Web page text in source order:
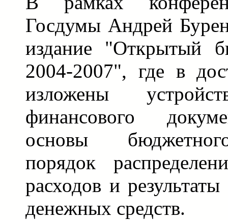
Госдумы Андрей
издание "Открытый
2004-2007", где в
изложены
финансового
основы
порядок
расходов и результаты
денежных средств.